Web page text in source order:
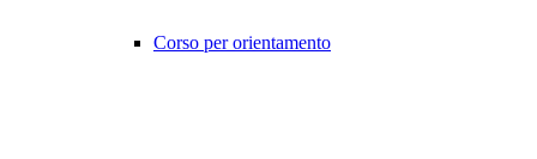
Corso per orientamento